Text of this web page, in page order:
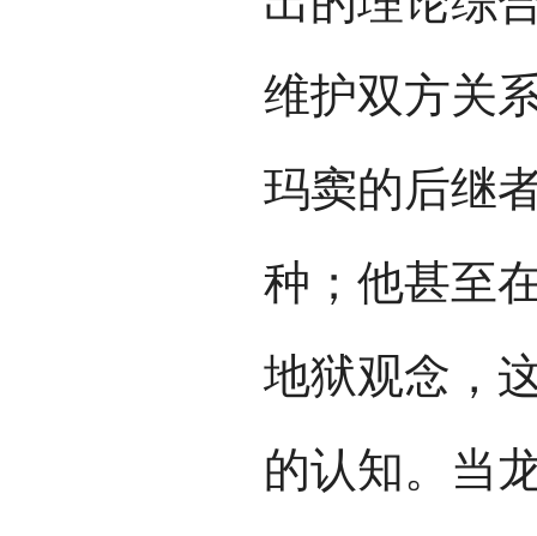
维护双方关
玛窦的后继
种；他甚至
地狱观念，
的认知。当